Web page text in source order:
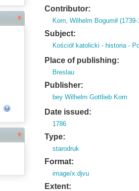
Contributor:
Korn, Wilhelm Bogumił (1739-
Subject:
Kościół katolicki - historia -
Place of publishing:
Breslau
Publisher:
bey Wilhelm Gottlieb Korn
Date issued:
1786
Type:
starodruk
Format:
image/x.djvu
Extent: